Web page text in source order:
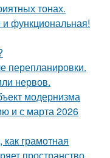
тонах.
функциональная!
перепланировки.
нервов.
модернизма
и с марта 2026
грамотная
пространство.